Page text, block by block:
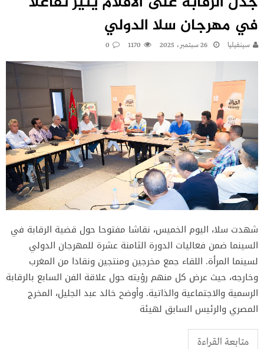
في مهرجان سلا الدولي
سينفيليا 26 سبتمبر، 2025 1170
0
شهدت سلا، اليوم الخميس، نقاشا مفتوحا حول قضية الرقابة في
السينما ضمن فعاليات الدورة الثامنة عشرة للمهرجان الدولي
لسينما المرأة. اللقاء جمع مخرجين ومنتجين ونقادا من المغرب
وخارجه، حيث عرض كل منهم رؤيته حول علاقة الفن السابع بالرقابة
الرسمية والاجتماعية والذاتية. وأوضح خالد عبد الجليل، المخرج
المصري والرئيس السابق لهيئة
متابعة القراءة